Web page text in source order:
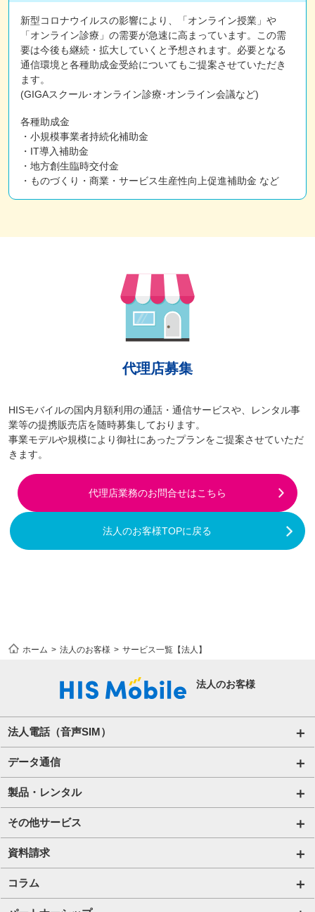
新型コロナウイルスの影響により、「オンライン授業」や
「オンライン診療」の需要が急速に高まっています。この需
要は今後も継続・拡大していくと予想されます。必要となる
通信環境と各種助成金受給についてもご提案させていただき
ます。
(GIGAスクール･オンライン診療･オンライン会議など)
各種助成金
・小規模事業者持続化補助金
・IT導入補助金
・地方創生臨時交付金
・ものづくり・商業・サービス生産性向上促進補助金 など
代理店募集
HISモバイルの国内月額利用の通話・通信サービスや、レンタル事
業等の提携販売店を随時募集しております。
事業モデルや規模により御社にあったプランをご提案させていただ
きます。
代理店業務のお問合せはこちら
法人のお客様TOPに戻る
ホーム 法人のお客様 サービス一覧【法人】
法人のお客様
法人電話（音声SIM）
音声通話プラン for Biz
ご利用開始の流れ(法人)
ご利用開始の流れ(個人事業主・その他団体)​
データ通信
データ専用SIM
IoT向けSIM
アグリSIM
Wi-Fiレンタル​ HIS Wi-Fi PLUS+ for Biz​
製品・レンタル
端末販売
端末買取
レンタル
その他サービス
ハザードトーク
アルキラー
Bizfone（クラウドPBX）
資料請求
お役立ち資料一覧
IoT資料一覧
コラム